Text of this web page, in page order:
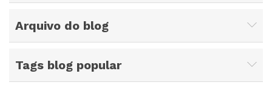
Arquivo do blog
Tags blog popular